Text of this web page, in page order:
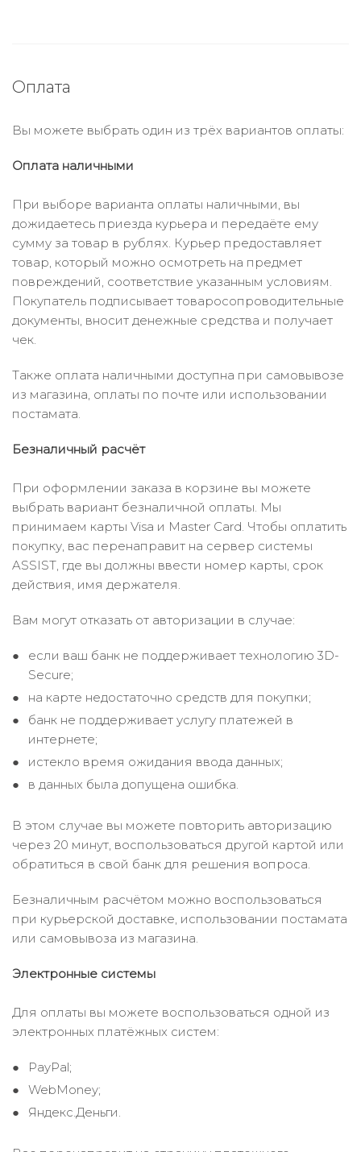
Оплата
Вы можете выбрать один из трёх вариантов оплаты:
Оплата наличными
При выборе варианта оплаты наличными, вы
дожидаетесь приезда курьера и передаёте ему
сумму за товар в рублях. Курьер предоставляет
товар, который можно осмотреть на предмет
повреждений, соответствие указанным условиям.
Покупатель подписывает товаросопроводительные
документы, вносит денежные средства и получает
чек.
Также оплата наличными доступна при самовывозе
из магазина, оплаты по почте или использовании
постамата.
Безналичный расчёт
При оформлении заказа в корзине вы можете
выбрать вариант безналичной оплаты. Мы
принимаем карты Visa и Master Card. Чтобы оплатить
покупку, вас перенаправит на сервер системы
ASSIST, где вы должны ввести номер карты, срок
действия, имя держателя.
Вам могут отказать от авторизации в случае:
если ваш банк не поддерживает технологию 3D-
Secure;
на карте недостаточно средств для покупки;
банк не поддерживает услугу платежей в
интернете;
истекло время ожидания ввода данных;
в данных была допущена ошибка.
В этом случае вы можете повторить авторизацию
через 20 минут, воспользоваться другой картой или
обратиться в свой банк для решения вопроса.
Безналичным расчётом можно воспользоваться
при курьерской доставке, использовании постамата
или самовывоза из магазина.
Электронные системы
Для оплаты вы можете воспользоваться одной из
электронных платёжных систем:
PayPal;
WebMoney;
Яндекс.Деньги.